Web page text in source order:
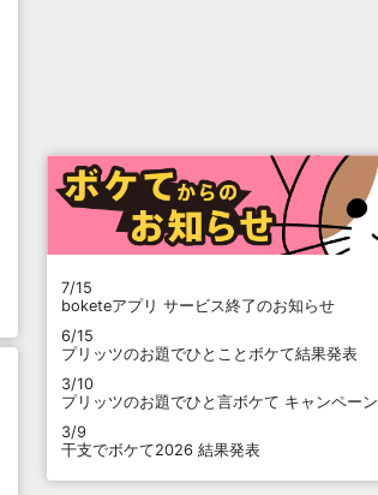
7/15
boketeアプリ サービス終了のお知らせ
6/15
プリッツのお題でひとことボケて結果発表
3/10
プリッツのお題でひと言ボケて キャンペーン
3/9
干支でボケて2026 結果発表